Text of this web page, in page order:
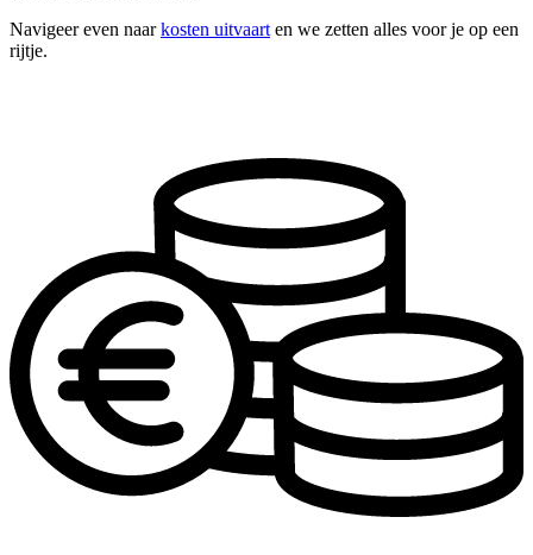
Navigeer even naarkosten uitvaart en we zetten alles voor je op een
rijtje.